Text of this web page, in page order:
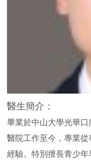
醫生簡介：
畢業於中山大學光華
醫院工作至今，專業
經驗。特別擅長青少